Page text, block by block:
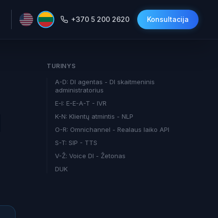
+370 5 200 2620 Konsultacija
TURINYS
A-D: DI agentas - DI skaitmeninis
administratorius
E-I: E-E-A-T - IVR
K-N: Klientų atmintis - NLP
O-R: Omnichannel - Realaus laiko API
S-T: SIP - TTS
V-Ž: Voice DI - Žetonas
DUK